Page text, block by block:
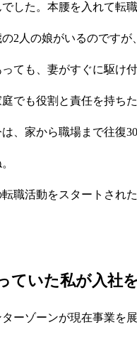
した。本腰を入れて転
2人の娘がいるのです
ても、妻がすぐに駆け
でも役割と責任を持ち
、家から職場まで往復
職活動をスタートされ
ていた私が入社
ーゾーンが現在事業を